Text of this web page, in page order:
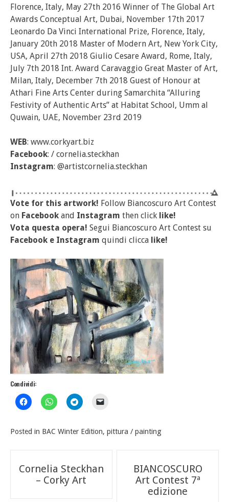
Florence, Italy, May 27th 2016 Winner of The Global Art
Awards Conceptual Art, Dubai, November 17th 2017
Leonardo Da Vinci International Prize, Florence, Italy,
January 20th 2018 Master of Modern Art, New York City,
USA, April 27th 2018 Giulio Cesare Award, Rome, Italy,
July 7th 2018 Int. Award Caravaggio Great Master of Art,
Milan, Italy, December 7th 2018 Guest of Honour at
Athari Fine Arts Center during Samarchita “Alluring
Festivity of Authentic Arts” at Habitat School, Umm al
Quwain, UAE, November 23rd 2019
WEB: www.corkyart.biz
Facebook: / cornelia.steckhan
Instagram: @artistcornelia.steckhan
Vote for this artwork! Follow Biancoscuro Art Contest
on Facebook and Instagram then click like!
Vota questa opera! Segui Biancoscuro Art Contest su
Facebook e Instagram quindi clicca like!
Condividi:
Posted in BAC Winter Edition, pittura / painting
Navigazione
articoli
Cornelia Steckhan
– Corky Art
BIANCOSCURO
Art Contest 7ª
edizione